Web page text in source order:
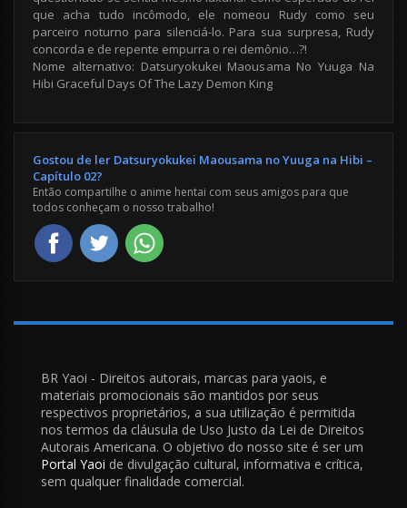
que acha tudo incômodo, ele nomeou Rudy como seu
parceiro noturno para silenciá-lo. Para sua surpresa, Rudy
concorda e de repente empurra o rei demônio…?!
Nome alternativo: Datsuryokukei Maousama No Yuuga Na
Hibi Graceful Days Of The Lazy Demon King
Gostou de ler Datsuryokukei Maousama no Yuuga na Hibi –
Capítulo 02?
Então compartilhe o anime hentai com seus amigos para que
todos conheçam o nosso trabalho!
BR Yaoi - Direitos autorais, marcas para yaois, e
materiais promocionais são mantidos por seus
respectivos proprietários, a sua utilização é permitida
nos termos da cláusula de Uso Justo da Lei de Direitos
Autorais Americana. O objetivo do nosso site é ser um
Portal Yaoi de divulgação cultural, informativa e crítica,
sem qualquer finalidade comercial.